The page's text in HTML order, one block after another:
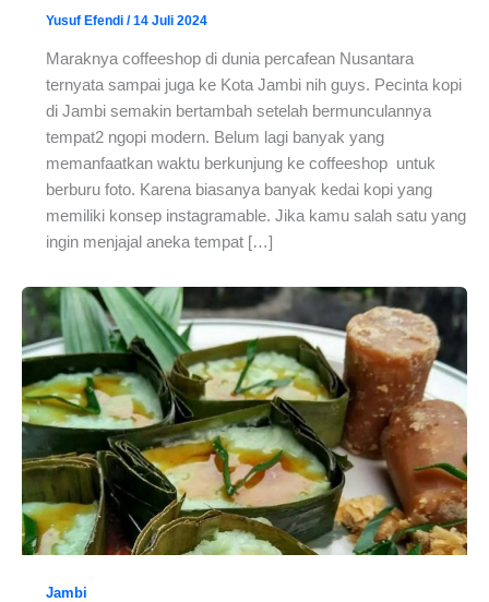
Yusuf Efendi /14 Juli 2024
Maraknya coffeeshop di dunia percafean Nusantara
ternyata sampai juga ke Kota Jambi nih guys. Pecinta kopi
di Jambi semakin bertambah setelah bermunculannya
tempat2 ngopi modern. Belum lagi banyak yang
memanfaatkan waktu berkunjung ke coffeeshop untuk
berburu foto. Karena biasanya banyak kedai kopi yang
memiliki konsep instagramable. Jika kamu salah satu yang
ingin menjajal aneka tempat […]
Jambi